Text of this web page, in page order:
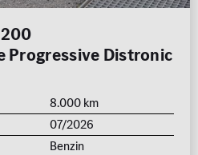
Progressive Distronic
8.000 km
07/2026
Benzin